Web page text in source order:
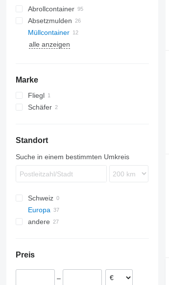
Abrollcontainer
Absetzmulden
Müllcontainer
alle anzeigen
Marke
Fliegl
Schäfer
Standort
Suche in einem bestimmten Umkreis
Schweiz
Europa
Deutschland
Gross-Umstadt
Göttingen
Niederlande
Spanien
andere
Preis
–